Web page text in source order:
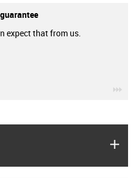
expect that from us.